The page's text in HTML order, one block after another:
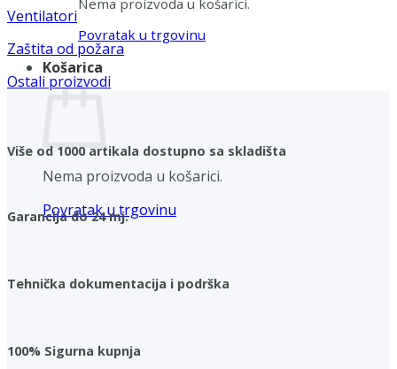
Nema proizvoda u košarici.
Povratak u trgovinu
Košarica
Nema proizvoda u košarici.
Povratak u trgovinu
Ventilatori
Zaštita od požara
Ostali proizvodi
Više od 1000 artikala dostupno sa skladišta
Garancija do 24 mj.
Tehnička dokumentacija i podrška
100% Sigurna kupnja